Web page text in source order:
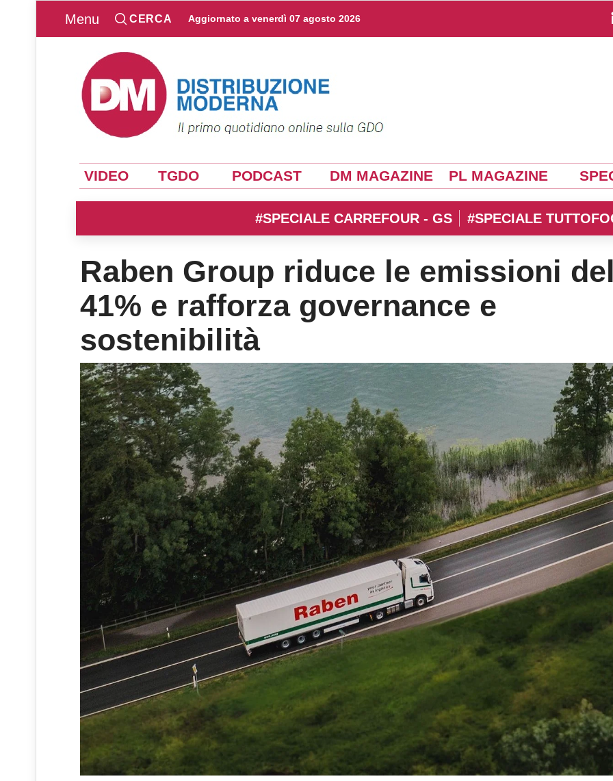
Menu CERCA Aggiornato a venerdì 07 agosto 2026
VIDEO TGDO PODCAST DM MAGAZINE PL MAGAZINE
#SPECIALE CARREFOUR - GS #SPECIALE
Raben Group riduce le emissioni del
41% e rafforza governance e
sostenibilità